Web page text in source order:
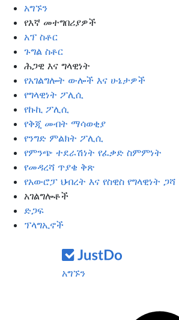
አግኙን
የእኛ መተግበሪያዎች
አፕ ስቶር
ጉግል ስቶር
ሕጋዊ እና ግላዊነት
የአገልግሎት ውሎች እና ሁኔታዎች
የግላዊነት ፖሊሲ
የኩኪ ፖሊሲ
የቅጂ መብት ማሳወቂያ
የንግድ ምልክት ፖሊሲ
የምንጭ ተደራሽነት የፈቃድ ስምምነት
የመዳረሻ ጥያቄ ቅጽ
የአውሮፓ ህብረት እና የስዊስ የግላዊነት ጋሻ
አገልግሎቶች
ድጋፍ
ፕላግኢኖች
አግኙን